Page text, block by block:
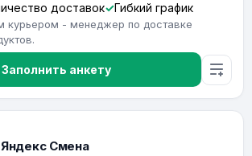
доставок Гибкий график
курьером - менеджер по доставке
Заполнить анкету
Смена